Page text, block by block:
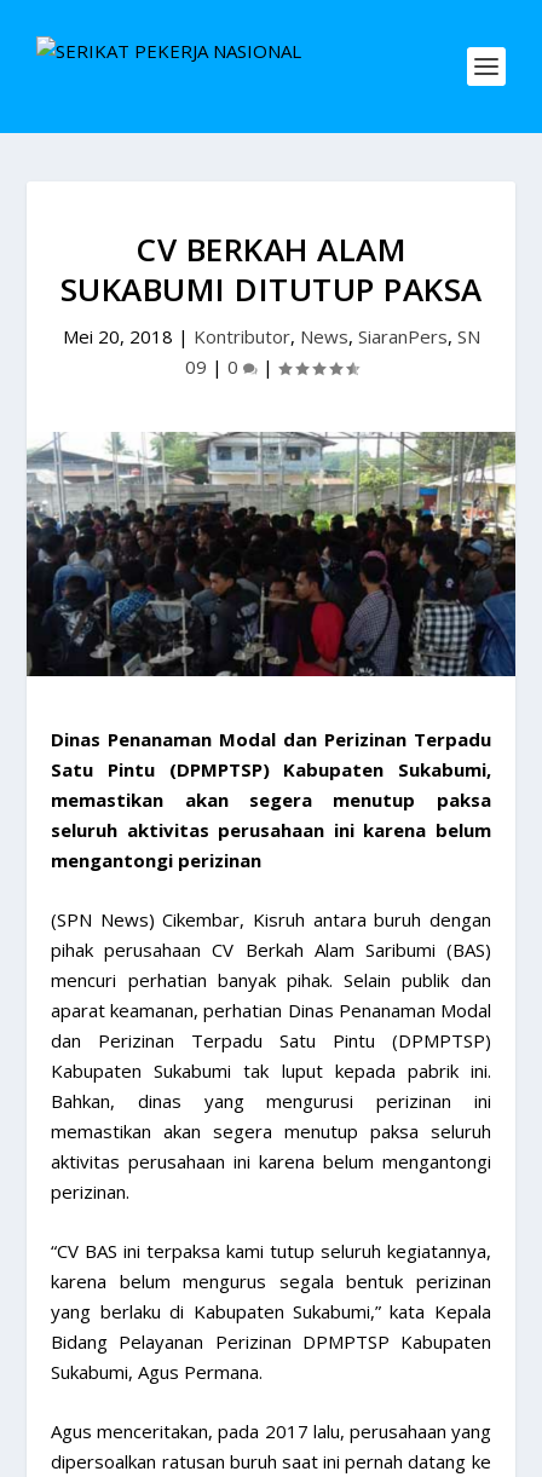
CV BERKAH ALAM
SUKABUMI DITUTUP PAKSA
Mei 20, 2018 | Kontributor, News, SiaranPers, SN
09 | 0 |
Dinas Penanaman Modal dan Perizinan Terpadu
Satu Pintu (DPMPTSP) Kabupaten Sukabumi,
memastikan akan segera menutup paksa
seluruh aktivitas perusahaan ini karena belum
mengantongi perizinan
(SPN News) Cikembar, Kisruh antara buruh dengan
pihak perusahaan CV Berkah Alam Saribumi (BAS)
mencuri perhatian banyak pihak. Selain publik dan
aparat keamanan, perhatian Dinas Penanaman Modal
dan Perizinan Terpadu Satu Pintu (DPMPTSP)
Kabupaten Sukabumi tak luput kepada pabrik ini.
Bahkan, dinas yang mengurusi perizinan ini
memastikan akan segera menutup paksa seluruh
aktivitas perusahaan ini karena belum mengantongi
perizinan.
“CV BAS ini terpaksa kami tutup seluruh kegiatannya,
karena belum mengurus segala bentuk perizinan
yang berlaku di Kabupaten Sukabumi,” kata Kepala
Bidang Pelayanan Perizinan DPMPTSP Kabupaten
Sukabumi, Agus Permana.
Agus menceritakan, pada 2017 lalu, perusahaan yang
dipersoalkan ratusan buruh saat ini pernah datang ke